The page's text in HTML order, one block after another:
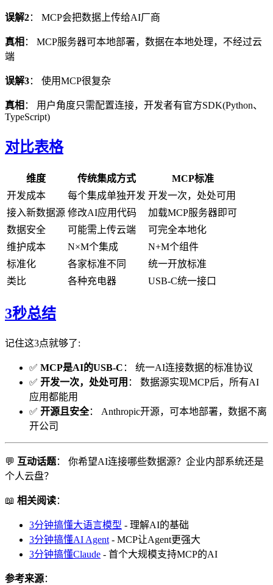
误解2： MCP会把数据上传给AI厂商
真相 ： MCP服务器可本地部署，数据在本地处理，不经过云
端
误解3： 使用MCP很复杂
真相 ： 用户角度只需配置连接，开发者有官方SDK(Python、
TypeScript)
对比表格
维度 传统集成方式
MCP标准
开发成本
每个集成单独开发 开发一次，处处可用
接入新数据源 修改AI应用代码
加载MCP服务器即可
数据安全
可能需上传云端
可完全本地化
维护成本
N×M个集成
N+M个组件
标准化
各家标准不同
统一开放标准
类比
各种充电器 USB-C统一接口
3秒总结
记住这3点就够了:
✅ MCP是AI的USB-C ： 统一AI连接数据的标准协议
✅ 开发一次，处处可用 ： 数据源实现MCP后，所有AI
应用都能用
✅ 开源且安全： Anthropic开源，可本地部署，数据不离
开公司
💬 互动话题： 你希望AI连接哪些数据源？企业内部系统还是
个人云盘？
📖 相关阅读：
3分钟搞懂大语言模型 - 理解AI的基础
3分钟搞懂AI Agent - MCP让Agent更强大
3分钟搞懂Claude - 首个大规模支持MCP的AI
参考来源：